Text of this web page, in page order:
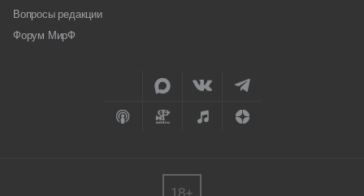
Вопросы редакции
Форум МирФ
18+